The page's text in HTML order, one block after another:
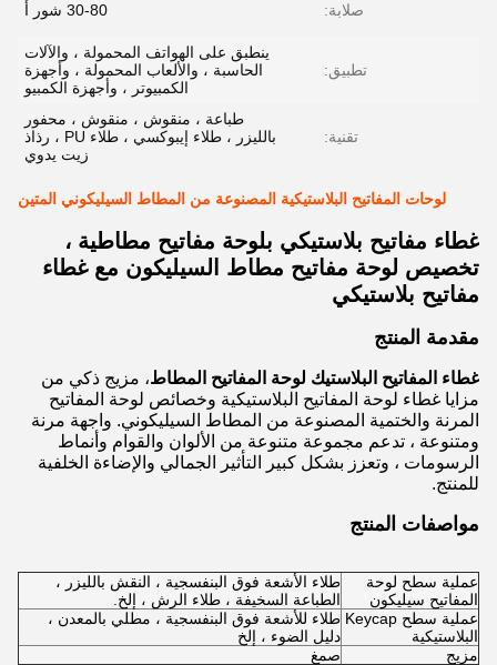
صلابة: 30-80 شور أ
تطبيق:
ينطبق على الهواتف المحمولة ، والآلات
الحاسبة ، والألعاب المحمولة ، وأجهزة
الكمبيوتر ، وأجهزة الكمبيو
تقنية:
طباعة ، منقوش ، منقوش ، محفور
بالليزر ، طلاء إيبوكسي ، طلاء PU ، رذاذ
زيت يدوي
لوحات المفاتيح البلاستيكية المصنوعة من المطاط السيليكوني المتين
غطاء مفاتيح بلاستيكي بلوحة مفاتيح مطاطية ،
تخصيص لوحة مفاتيح مطاط السيليكون مع غطاء
مفاتيح بلاستيكي
مقدمة المنتج
غطاء المفاتيح البلاستيك لوحة المفاتيح المطاط، مزيج ذكي من
مزايا غطاء لوحة المفاتيح البلاستيكية وخصائص لوحة المفاتيح
المرنة والختمية المصنوعة من المطاط السيليكوني. واجهة مرنة
ومتنوعة ، تدعم مجموعة متنوعة من الألوان والقوام وأنماط
الرسومات ، وتعزز بشكل كبير التأثير الجمالي والإضاءة الخلفية
للمنتج.
مواصفات المنتج
عملية سطح لوحة
المفاتيح سيليكون
طلاء الأشعة فوق البنفسجية ، النقش بالليزر ،
الطباعة السخيفة ، طلاء الرش ، إلخ.
عملية سطح Keycap
البلاستيكية
طلاء للأشعة فوق البنفسجية ، مطلي بالمعدن ،
دليل الضوء ، إلخ
مزيج
صمغ